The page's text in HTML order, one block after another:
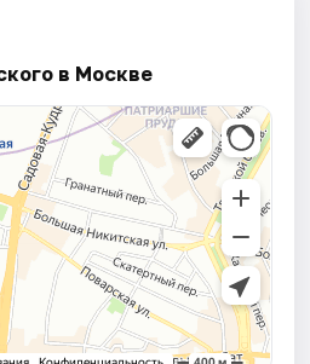
в Москве